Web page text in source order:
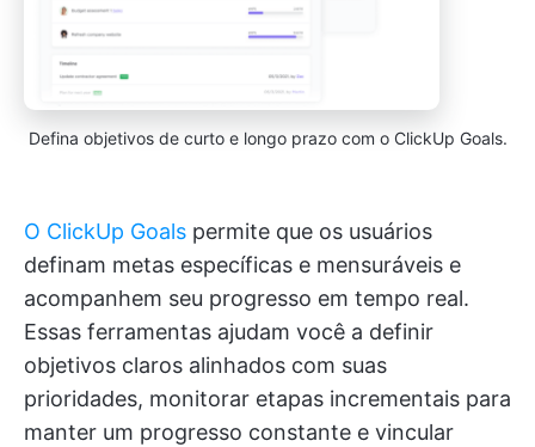
Defina objetivos de curto e longo prazo com o ClickUp Goals.
O ClickUp Goals permite que os usuários
definam metas específicas e mensuráveis e
acompanhem seu progresso em tempo real.
Essas ferramentas ajudam você a definir
objetivos claros alinhados com suas
prioridades, monitorar etapas incrementais para
manter um progresso constante e vincular